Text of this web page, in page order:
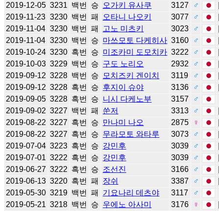
2019-12-05 3231 백번 승 오가키 유사쿠 3127 ♂
2019-11-23 3230 백번 패 오타니 나오키 3077 ♂
2019-11-04 3230 백번 패 고노 미츠키 3023 ♂
2019-11-04 3230 백번 승 마쓰모토 다케히사 3160 ♂
2019-10-24 3230 흑번 승 미조카미 도모치카 3222 ♂
2019-10-03 3229 백번 승 구도 노리오 2932 ♂
2019-09-12 3228 백번 승 모치즈키 겐이치 3119 ♂
2019-09-12 3228 흑번 승 후지이 슈야 3136 ♂
2019-09-05 3228 흑번 승 니시 다케노부 3157
♂
2019-09-02 3227 백번 패 쑨저 3313 ♂
2019-08-22 3227 흑번 승 만나미 나오 2875 ♀
2019-08-22 3227 흑번 승 무라모토 와타루 3073 ♂
2019-07-04 3223 흑번 승 강민후 3039 ♂
2019-07-01 3222 흑번 승 강민후 3039 ♂
2019-06-27 3222 흑번 승 조선진 3166 ♂
2019-06-13 3220 흑번 패 장쉬 3387 ♂
2019-05-30 3219 백번 패 기요나리 데츠야 3117
♂
2019-05-21 3218 백번 승 우에노 아사미 3176 ♀